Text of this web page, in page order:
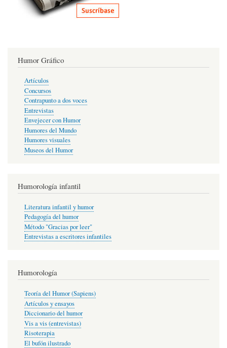
Humor Gráfico
Artículos
Concursos
Contrapunto a dos voces
Entrevistas
Envejecer con Humor
Humores del Mundo
Humores visuales
Museos del Humor
Humorología infantil
Literatura infantil y humor
Pedagogía del humor
Método "Gracias por leer"
Entrevistas a escritores infantiles
Humorología
Teoría del Humor (Sapiens)
Artículos y ensayos
Diccionario del humor
Vis a vis (entrevistas)
Risoterapia
El bufón ilustrado